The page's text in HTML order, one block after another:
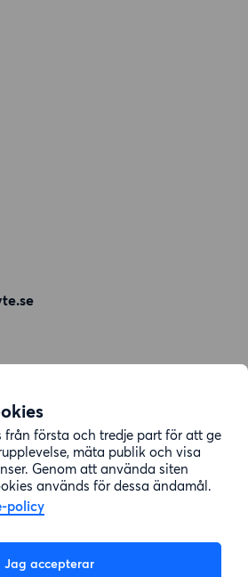
från första och tredje part för att ge
mäta publik och visa
Genom att använda siten
används för dessa ändamål.
policy
Jag accepterar